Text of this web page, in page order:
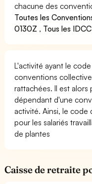
chacune des
Toutes les
0130Z , Tous les
L'activité ayant le
conventions
rattachées. Il est alors
dépendant d'une
activité. Ainsi, le code
pour les salariés
de plantes
Caisse de retraite